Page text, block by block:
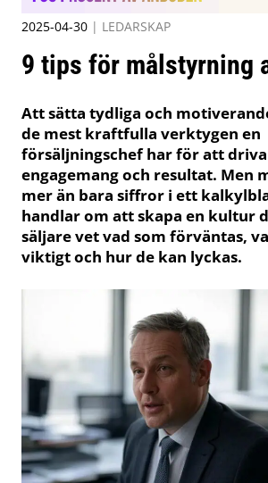
2025-04-30 | LEDARSKAP
9 tips för målstyrning
Att sätta tydliga och
de mest kraftfulla verktygen en
försäljningschef har för att
engagemang och resultat. Men
mer än bara siffror i ett
handlar om att skapa en kultur
säljare vet vad som förväntas,
viktigt och hur de kan lyckas.